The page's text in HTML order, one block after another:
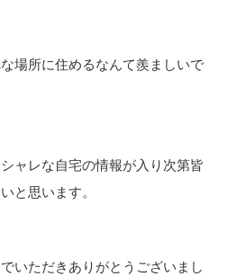
場所に住めるなんて羨ましいで
ャレな自宅の情報が入り次第皆
と思います。
いただきありがとうございまし